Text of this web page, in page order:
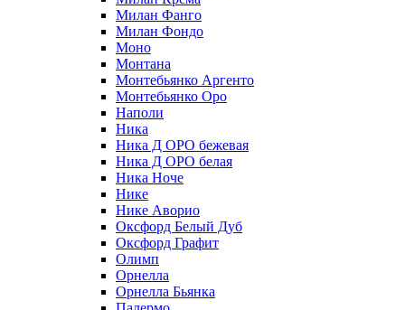
Милан Фанго
Милан Фондо
Моно
Монтана
Монтебьянко Аргенто
Монтебьянко Оро
Наполи
Ника
Ника Д ОРО бежевая
Ника Д ОРО белая
Ника Ноче
Нике
Нике Аворио
Оксфорд Белый Дуб
Оксфорд Графит
Олимп
Орнелла
Орнелла Бьянка